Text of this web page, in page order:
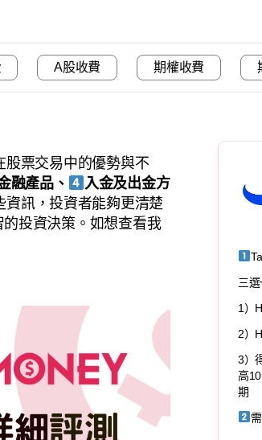
A股收費 期權收費
股票交易中的優勢與不
融產品、
入金及出金方
資訊，投資者能夠更清楚
投資決策。如想查看我
三
1）
2）
3）
高
期